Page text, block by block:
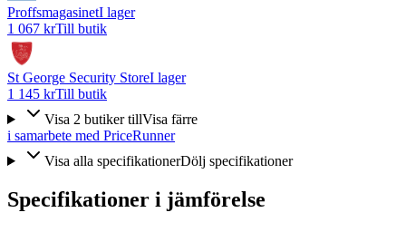
ProffsmagasinetI lager
1 067 krTill butik
St George Security StoreI lager
1 145 krTill butik
Visa 2 butiker tillVisa färre
i samarbete med PriceRunner
Visa alla specifikationerDölj specifikationer
Specifikationer i jämförelse